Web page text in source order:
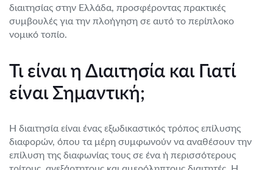
διαιτησίας στην Ελλάδα, προσφέροντας πρακτικές
συμβουλές για την πλοήγηση σε αυτό το περίπλοκο
νομικό τοπίο.
Τι είναι η Διαιτησία και Γιατί
είναι Σημαντική;
Η διαιτησία είναι ένας εξωδικαστικός τρόπος επίλυσης
διαφορών, όπου τα μέρη συμφωνούν να αναθέσουν την
επίλυση της διαφωνίας τους σε ένα ή περισσότερους